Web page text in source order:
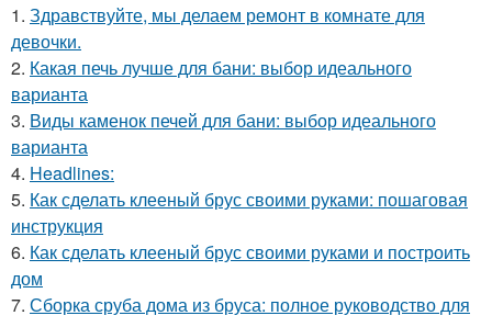
1. Здравствуйте, мы делаем ремонт в комнате для
девочки.
2. Какая печь лучше для бани: выбор идеального
варианта
3. Виды каменок печей для бани: выбор идеального
варианта
4. Headlines:
5. Как сделать клееный брус своими руками: пошаговая
инструкция
6. Как сделать клееный брус своими руками и построить
дом
7. Сборка сруба дома из бруса: полное руководство для